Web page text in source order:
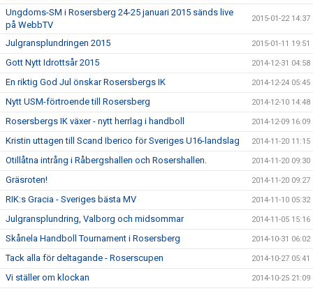
Ungdoms-SM i Rosersberg 24-25 januari 2015 sänds live
på WebbTV
2015-01-22 14:37
Julgransplundringen 2015 2015-01-11 19:51
Gott Nytt Idrottsår 2015 2014-12-31 04:58
En riktig God Jul önskar Rosersbergs IK 2014-12-24 05:45
Nytt USM-förtroende till Rosersberg 2014-12-10 14:48
Rosersbergs IK växer - nytt herrlag i handboll 2014-12-09 16:09
Kristin uttagen till Scand Iberico för Sveriges U16-landslag 2014-11-20 11:15
Otillåtna intrång i Råbergshallen och Rosershallen. 2014-11-20 09:30
Gräsroten! 2014-11-20 09:27
RIK:s Gracia - Sveriges bästa MV 2014-11-10 05:32
Julgransplundring, Valborg och midsommar 2014-11-05 15:16
Skånela Handboll Tournament i Rosersberg 2014-10-31 06:02
Tack alla för deltagande - Roserscupen 2014-10-27 05:41
Vi ställer om klockan 2014-10-25 21:09